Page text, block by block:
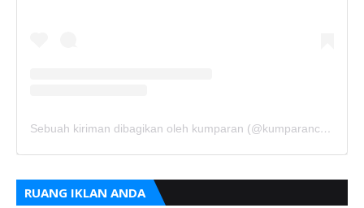
Sebuah kiriman dibagikan oleh kumparan (@kumparancom)
RUANG IKLAN ANDA